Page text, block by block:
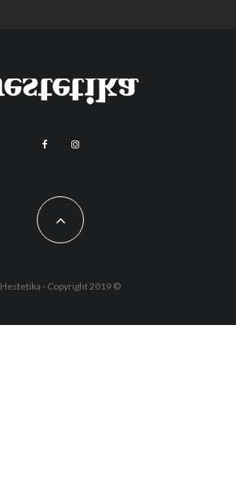
Hestetika - Copyright 2019 ©